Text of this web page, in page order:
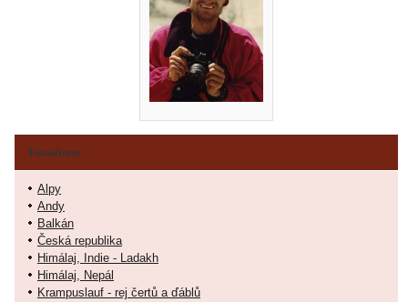
Fotoalbum
Alpy
Andy
Balkán
Česká republika
Himálaj, Indie - Ladakh
Himálaj, Nepál
Krampuslauf - rej čertů a ďáblů